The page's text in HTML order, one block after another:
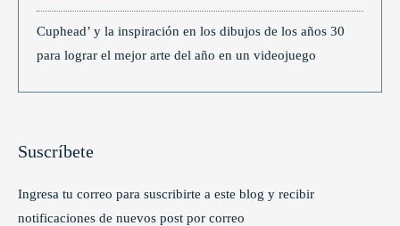
Cuphead’ y la inspiración en los dibujos de los años 30
para lograr el mejor arte del año en un videojuego
Suscríbete
Ingresa tu correo para suscribirte a este blog y recibir
notificaciones de nuevos post por correo